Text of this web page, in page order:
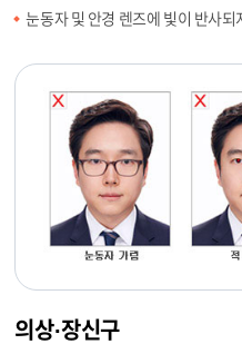
눈동자 및 안경 렌즈에 빛이 반사되
의상·장신구